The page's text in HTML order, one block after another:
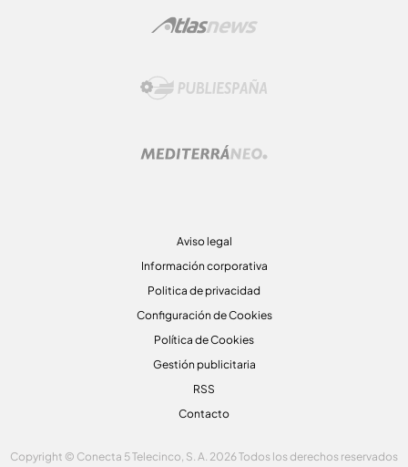
Aviso legal
Información corporativa
Politica de privacidad
Configuración de Cookies
Política de Cookies
Gestión publicitaria
RSS
Contacto
Copyright © Conecta 5 Telecinco, S. A. 2026 Todos los derechos reservados